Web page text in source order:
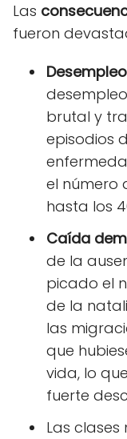
Las
fueron
Desempleo
brutal y
episodios
el número
hasta los
Caída
de la
picado el
de la
las
que
vida, lo
fuerte
Las clases